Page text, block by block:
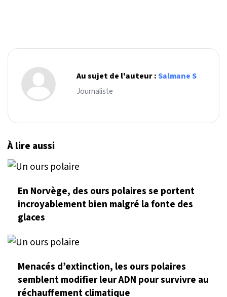
Au sujet de l'auteur :Salmane S
Journaliste
À lire aussi
En Norvège, des ours polaires se portent
incroyablement bien malgré la fonte des
glaces
Menacés d’extinction, les ours polaires
semblent modifier leur ADN pour survivre au
réchauffement climatique